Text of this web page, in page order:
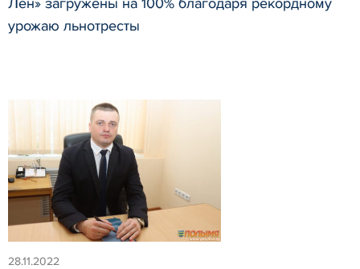
урожаю льнотресты
28.11.2022